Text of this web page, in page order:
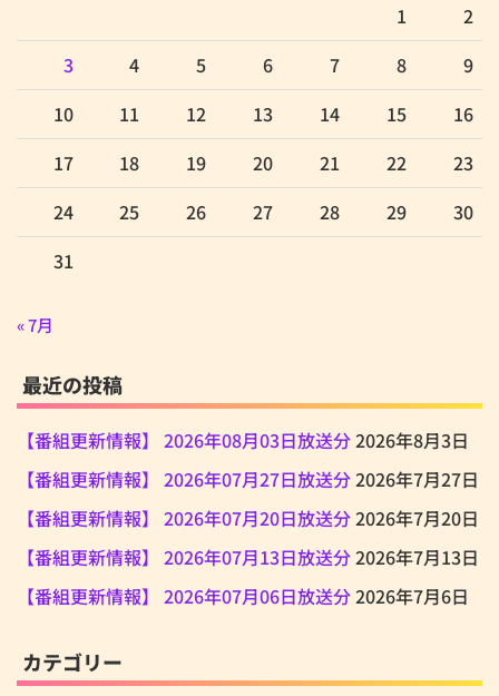
1
2
3
4 5 6 7 8
9
10
11 12 13 14 15
16
17
18 19 20 21 22
23
24
25 26 27 28 29
30
31
« 7月
最近の投稿
【番組更新情報】 2026年08月03日放送分2026年8月3日
【番組更新情報】 2026年07月27日放送分2026年7月27日
【番組更新情報】 2026年07月20日放送分2026年7月20日
【番組更新情報】 2026年07月13日放送分2026年7月13日
【番組更新情報】 2026年07月06日放送分2026年7月6日
カテゴリー